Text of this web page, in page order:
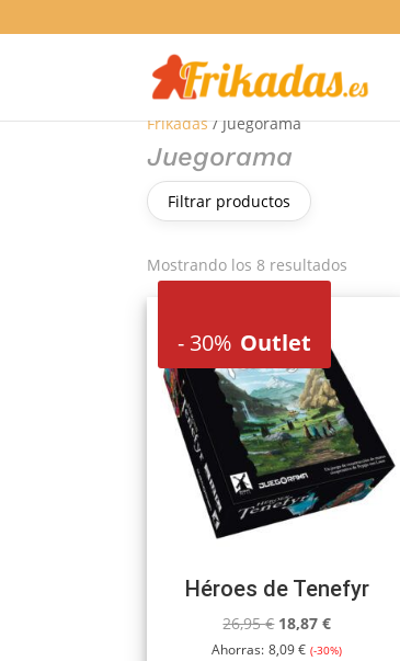
Frikadas/ Juegorama
Juegorama
Filtrar productos
Mostrando los 8 resultados
- 30% Outlet
Héroes de Tenefyr
26,95€ El
precio
18,87€El
precio
Ahorras: 8,09€ (-30%)